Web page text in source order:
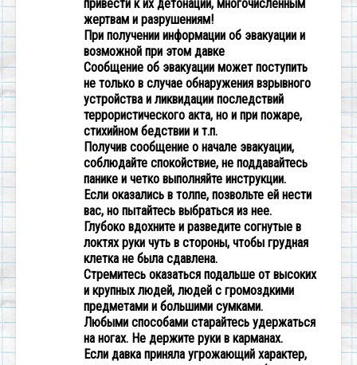
привести к их детонации, многочисленным
жертвам и разрушениям!
При получении информации об эвакуации и
возможной при этом давке
Сообщение об эвакуации может поступить
не только в случае обнаружения взрывного
устройства и ликвидации последствий
террористического акта, но и при пожаре,
стихийном бедствии и т.п.
Получив сообщение о начале эвакуации,
соблюдайте спокойствие, не поддавайтесь
панике и четко выполняйте инструкции.
Если оказались в толпе, позвольте ей нести
вас, но пытайтесь выбраться из нее.
Глубоко вдохните и разведите согнутые в
локтях руки чуть в стороны, чтобы грудная
клетка не была сдавлена.
Стремитесь оказаться подальше от высоких
и крупных людей, людей с громоздкими
предметами и большими сумками.
Любыми способами старайтесь удержаться
на ногах. Не держите руки в карманах.
Если давка приняла угрожающий характер,